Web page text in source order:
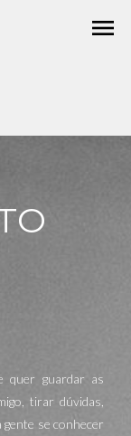
menu
quer guardar as
tirar dúvidas,
se conhecer